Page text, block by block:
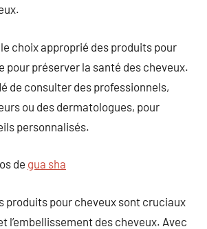
choix approprié des produits pour
pour préserver la santé des cheveux.
de consulter des professionnels,
ou des dermatologues, pour
personnalisés.
de gua sha
produits pour cheveux sont cruciaux
l’embellissement des cheveux. Avec